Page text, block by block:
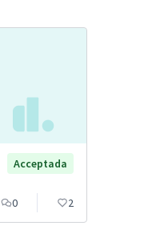
Acceptada
0 2